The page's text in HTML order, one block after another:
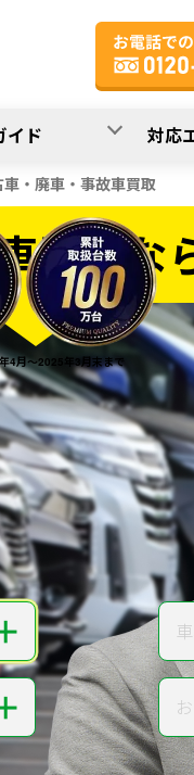
イド 対応
・廃車・事故車買取
4月～2025年3月末まで
買取な
入力完了！
ンタンWeb査定
を丁寧に査定いた
車種
走行距離